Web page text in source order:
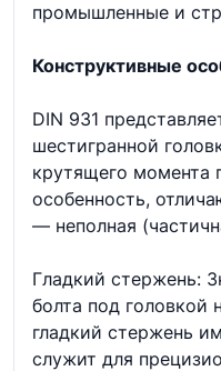
промышленные и
Конструктивные
DIN 931
шестигранной
крутящего момента
особенность,
— неполная
Гладкий стержень:
болта под головкой
гладкий стержень
служит для